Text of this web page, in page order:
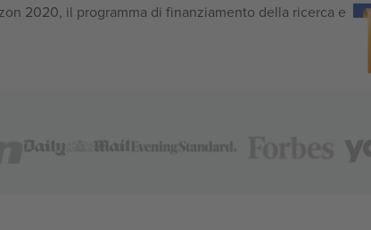
2020, il programma di finanziamento della ricerca e